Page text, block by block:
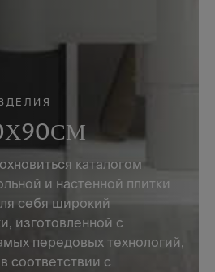
каталогом
и настенной плитки
себя широкий
изготовленной с
передовых технологий,
соответствии с